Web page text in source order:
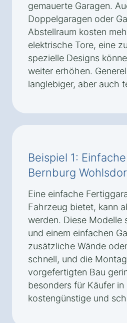
gemauerte Garagen.
Doppelgaragen oder
Abstellraum kosten
elektrische Tore, eine
spezielle Designs
weiter erhöhen.
langlebiger, aber auch
Beispiel 1:
Bernburg
Eine einfache
Fahrzeug bietet, kann
werden. Diese Modelle
und einem einfachen
zusätzliche Wände
schnell, und die
vorgefertigten Bau
besonders für Käufer
kostengünstige und